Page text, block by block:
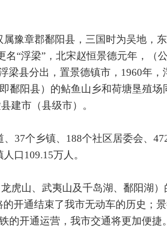
豫章郡鄱阳县，三国时为吴地，
“浮梁”，北宋赵恒景德元年，（
梁县分出，置景德镇市，1960年
鄱阳县）的鲇鱼山乡和荷塘垦殖场
建市（县级市）。
37个乡镇、188个社区居委会、
口109.15万人。
虎山、武夷山及千岛湖、鄱阳湖
开通结束了我市无动车的历史；
的开通运营，我市交通将更加便捷。